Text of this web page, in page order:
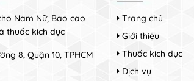
Nam Nữ, Bao cao
thuốc kích dục
8, Quận 10, TPHCM
Trang chủ
Giới thiệu
Thuốc kích dục
Dịch vụ